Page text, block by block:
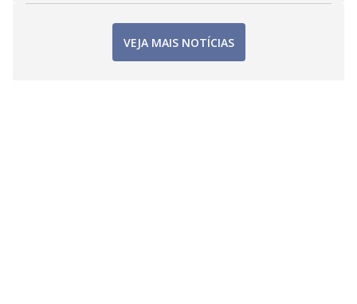
VEJA MAIS NOTÍCIAS